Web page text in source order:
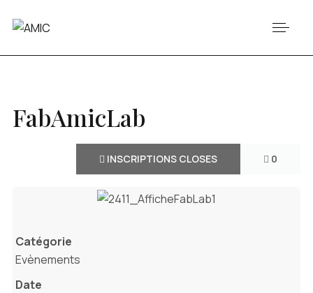
FabAmicLab
INSCRIPTIONS CLOSES 0
Catégorie
Evènements
Date